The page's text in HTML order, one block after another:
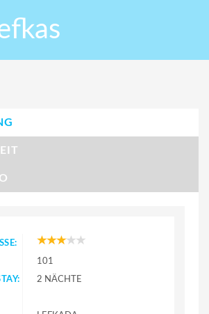
101
2 NÄCHTE